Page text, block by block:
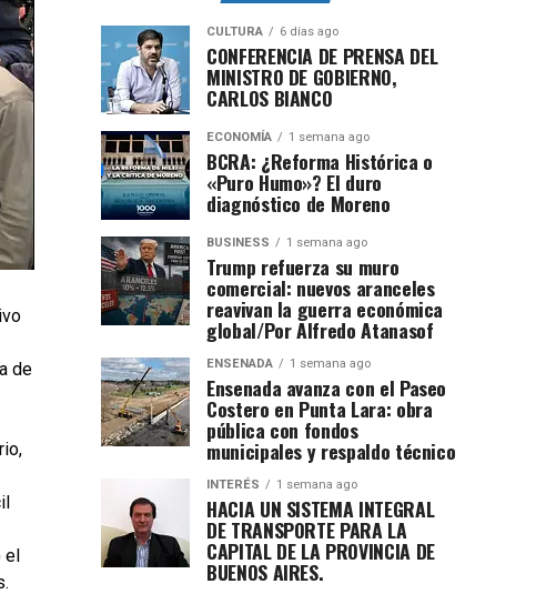
de
el
CULTURA 6 días ago
CONFERENCIA DE PRENSA DEL
MINISTRO DE GOBIERNO,
CARLOS BIANCO
ECONOMÍA 1 semana ago
BCRA: ¿Reforma Histórica o
«Puro Humo»? El duro
diagnóstico de Moreno
BUSINESS 1 semana ago
Trump refuerza su muro
comercial: nuevos aranceles
reavivan la guerra económica
global/Por Alfredo Atanasof
ENSENADA 1 semana ago
Ensenada avanza con el Paseo
Costero en Punta Lara: obra
pública con fondos
municipales y respaldo técnico
INTERÉS 1 semana ago
HACIA UN SISTEMA INTEGRAL
DE TRANSPORTE PARA LA
CAPITAL DE LA PROVINCIA DE
BUENOS AIRES.